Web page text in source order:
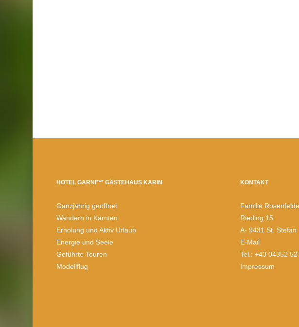
HOTEL GARNI*** GÄSTEHAUS KARIN
Ganzjährig geöffnet
Wandern in Kärnten
Erholung und Aktiv Urlaub
Energie und Seele
Geführte Touren
Modellflug
KONTAKT
Familie
Rieding 15
A- 9431 St. Stefan
E-Mail
Tel.: +43 04352
Impressum